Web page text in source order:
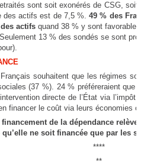
sont soit exonérés de CSG, soit
des actifs est de 7,5 %.49 % des
actifs quand 38 % y sont
13 % des sondés se sont
souhaitent que les régimes
(37 %). 24 % préféreraient que
directe de l’État via
financer le coût via leurs économies
de la dépendance
ne soit financée que par les
****
**